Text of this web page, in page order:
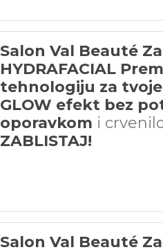
Salon Val Beauté
HYDRAFACIAL
tehnologiju za
GLOW efekt bez
oporavkom i
ZABLISTAJ!
Salon Val Beauté